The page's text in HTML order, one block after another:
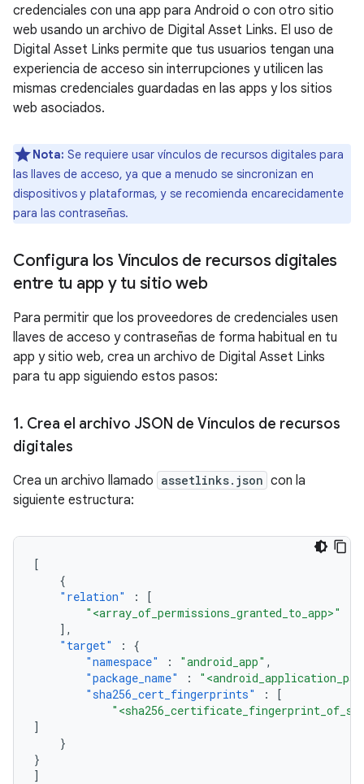
credenciales con una app para Android o con otro sitio
web usando un archivo de Digital Asset Links. El uso de
Digital Asset Links permite que tus usuarios tengan una
experiencia de acceso sin interrupciones y utilicen las
mismas credenciales guardadas en las apps y los sitios
web asociados.
Nota: Se requiere usar vínculos de recursos digitales para
las llaves de acceso, ya que a menudo se sincronizan en
dispositivos y plataformas, y se recomienda encarecidamente
para las contraseñas.
Configura los Vínculos de recursos digitales
entre tu app y tu sitio web
Para permitir que los proveedores de credenciales usen
llaves de acceso y contraseñas de forma habitual en tu
app y sitio web, crea un archivo de Digital Asset Links
para tu app siguiendo estos pasos:
1. Crea el archivo JSON de Vínculos de recursos
digitales
Crea un archivo llamado assetlinks.json con la
siguiente estructura:
[
{
"relation"
:
[
"<array_of_permissions_granted_to_app>"
],
"target"
:
{
"namespace"
: "android_app" ,
"package_name"
:
"sha256_cert_fingerprints"
:
[
]
}
}
]